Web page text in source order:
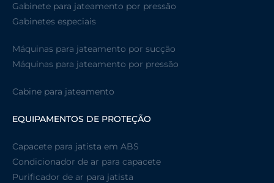
Gabinete para jateamento por pressão
Gabinetes especiais
Máquinas para jateamento por sucção
Máquinas para jateamento por pressão
Cabine para jateamento
EQUIPAMENTOS DE PROTEÇÃO
Capacete para jatista em ABS
Condicionador de ar para capacete
Purificador de ar para jatista